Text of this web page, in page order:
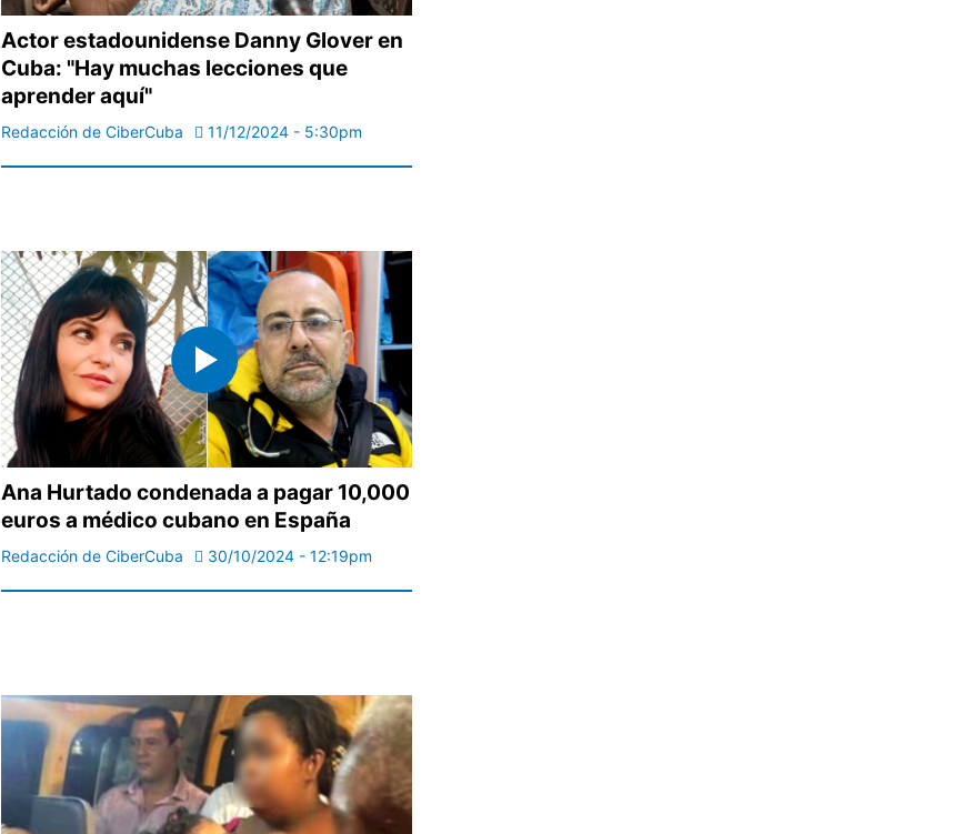
Actor estadounidense Danny Glover en
Cuba: "Hay muchas lecciones que
aprender aquí"
Redacción de CiberCuba 11/12/2024 - 5:30pm
Ana Hurtado condenada a pagar 10,000
euros a médico cubano en España
Redacción de CiberCuba 30/10/2024 - 12:19pm